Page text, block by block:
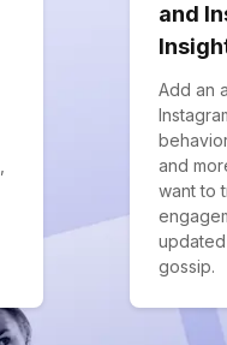
and
Add an
and
want to
gossip.